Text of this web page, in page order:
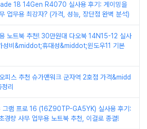
18 14Gen R4070 실사용 후기: 게이밍을
업무용 최강자? (가격, 성능, 장단점 완벽 분석)
노트북 추천! 30만원대 다오북 14N15-12 실사
성비&middot;휴대성&middot;윈도우11 기본
피스 추천 슈가맨워크 군자역 2호점 가격&midd
리
램 프로 16 (16Z90TP-GA5YK) 실사용 후기:
경량 사무 업무용 노트북 추천, 이걸로 종결!